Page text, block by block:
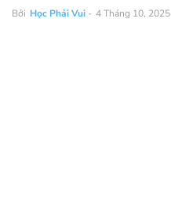
Bởi Học Phải Vui - 4 Tháng 10, 2025